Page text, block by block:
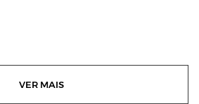
VER MAIS